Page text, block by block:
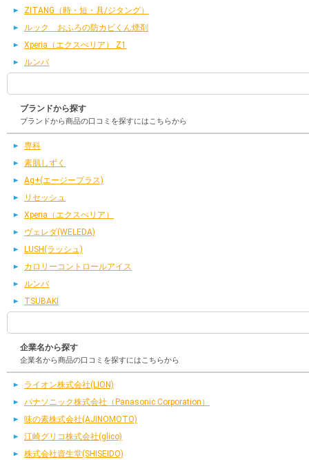
ZITANG（時・短・具/ジタング）
ルック おふろの防カビくん煙剤
Xperia（エクスぺリア） Z1
ルンバ
ブランドから探す
ブランドから商品の口コミを探すにはこちらから
専科
素肌しずく
Ag+(エージープラス)
リセッシュ
Xperia（エクスぺリア）
ヴェレダ(WELEDA)
LUSH(ラッシュ)
カロリーコントロールアイス
ルンバ
TSUBAKI
企業名から探す
企業名から商品の口コミを探すにはこちらから
ライオン株式会社(LION)
パナソニック株式会社（Panasonic Corporation）
味の素株式会社(AJINOMOTO)
江崎グリコ株式会社(glico)
株式会社資生堂(SHISEIDO)